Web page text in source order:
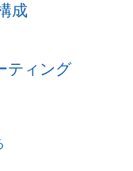
成
ティング